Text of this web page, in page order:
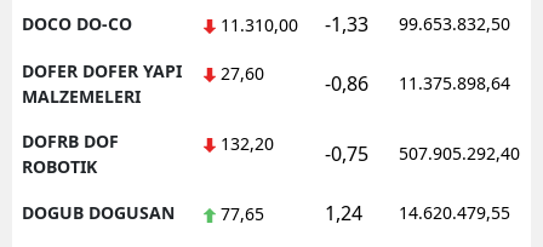
DOCO DO-CO 11.310,00 -1,33 99.653.832,50
DOFER DOFER YAPI
MALZEMELERI
27,60 -0,86 11.375.898,64
DOFRB DOF
ROBOTIK
132,20 -0,75 507.905.292,40
DOGUB DOGUSAN 77,65 1,24 14.620.479,55